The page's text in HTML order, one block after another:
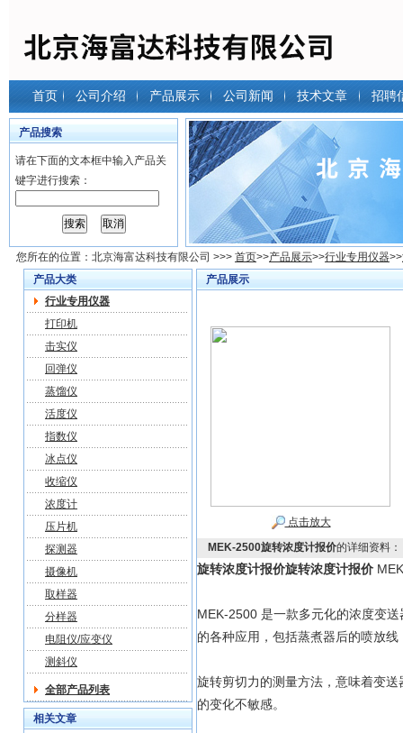
首页 公司介绍 产品展示 公司新闻 技术文章 招聘
产品搜索
请在下面的文本框中输入产品关
键字进行搜索：
您所在的位置： 北京海富达科技有限公司 >>> 首页>>产品展示>>行业专用仪器>>
产品大类
行业专用仪器
打印机
击实仪
回弹仪
蒸馏仪
活度仪
指数仪
冰点仪
收缩仪
浓度计
压片机
探测器
摄像机
取样器
分样器
电阻仪/应变仪
测斜仪
全部产品列表
相关文章
产品展示
点击放大
MEK-2500旋转浓度计报价的详细资料：
旋转浓度计报价旋转浓度计报价
MEK-2500 是一款多元化的浓度变
的各种应用，包括蒸煮器后的喷放
旋转剪切力的测量方法，意味着变
的变化不敏感。